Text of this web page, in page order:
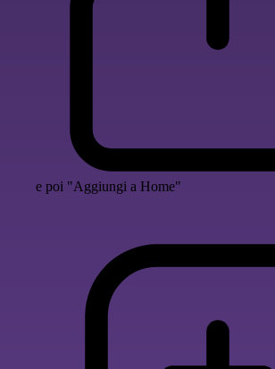
e poi "Aggiungi a Home"